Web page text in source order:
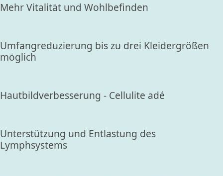
Mehr Vitalität und Wohlbefinden
Umfangreduzierung bis zu drei Kleidergrößen
möglich
Hautbildverbesserung - Cellulite adé
Unterstützung und Entlastung des
Lymphsystems